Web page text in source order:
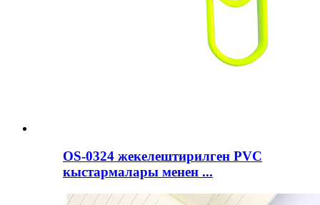
OS-0324 жекелештирилген PVC
кыстармалары менен ...